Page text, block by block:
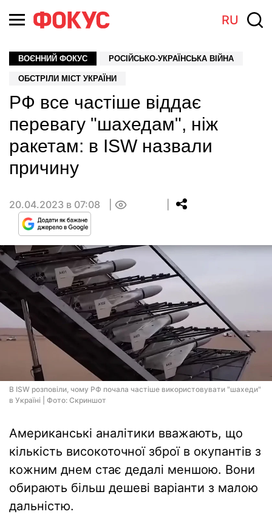
RU
ВОЄННИЙ ФОКУС РОСІЙСЬКО-УКРАЇНСЬКА ВІЙНА
ОБСТРІЛИ МІСТ УКРАЇНИ
РФ все частіше віддає
перевагу "шахедам", ніж
ракетам: в ISW назвали
причину
20.04.2023 в 07:08
В ISW розповіли, чому РФ почала частіше використовувати "шахеди"
в Україні | Фото: Скриншот
Американські аналітики вважають, що
кількість високоточної зброї в окупантів з
кожним днем стає дедалі меншою. Вони
обирають більш дешевi варіанти з малою
дальністю.